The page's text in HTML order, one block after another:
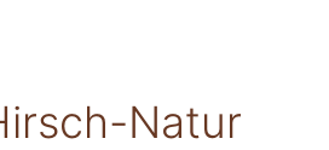
Natur